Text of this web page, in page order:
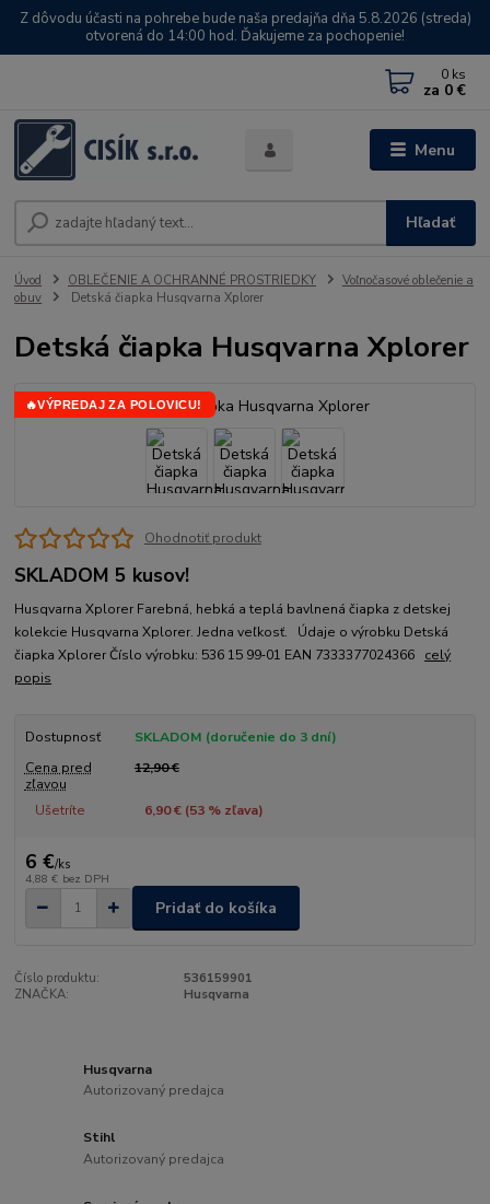
Z dôvodu účasti na pohrebe bude naša predajňa dňa 5.8.2026 (streda)
otvorená do 14:00 hod. Ďakujeme za pochopenie!
Menu
Hľadať
0 ks
za 0 €
Úvod OBLEČENIE A OCHRANNÉ PROSTRIEDKY
Voľnočasové oblečenie a
obuv
Detská čiapka Husqvarna Xplorer
Detská čiapka Husqvarna Xplorer
Ohodnotiť produkt
SKLADOM 5 kusov!
Husqvarna Xplorer Farebná, hebká a teplá bavlnená čiapka z detskej
kolekcie Husqvarna Xplorer. Jedna veľkosť. Údaje o výrobku Detská
čiapka Xplorer Číslo výrobku: 536 15 99‑01 EAN 7333377024366 celý
popis
Dostupnosť
SKLADOM (doručenie do 3 dní)
Cena pred
zľavou
12,90 €
Ušetríte 6,90 € (53% zľava)
6 €/ks
4,88 € bez DPH
Pridať do košíka
Číslo produktu:
536159901
ZNAČKA:
Husqvarna
Husqvarna
Autorizovaný predajca
Stihl
Autorizovaný predajca
🔥VÝPREDAJ ZA POLOVICU!